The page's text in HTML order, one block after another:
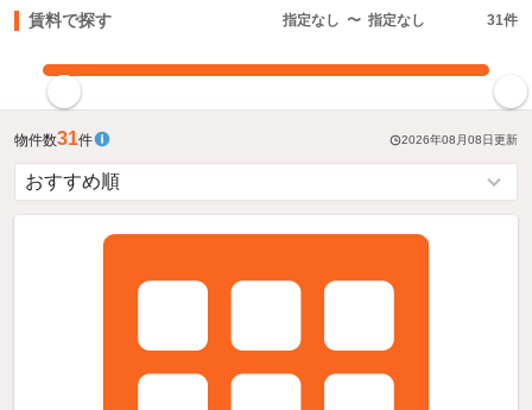
賃料で探す 指定なし 〜 指定なし 31件
物件数31件 2026年08月08日更新